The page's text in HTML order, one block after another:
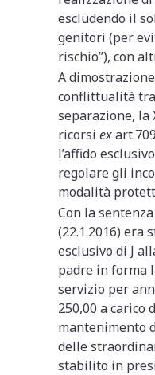
escludendo il
genitori (per
rischio”), con
A
conflittualità
separazione, la
ricorsiexart.709
l’affido
regolare gli
modalità
Con la
(22.1.2016) era
esclusivo di J
padre in forma
servizio per
250,00 a carico
mantenimento
delle
stabilito in